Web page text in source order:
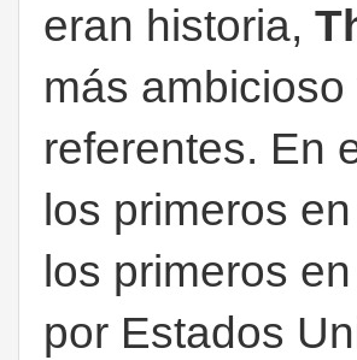
eran historia,
más
referentes. En
los primeros
los primeros
por Estados